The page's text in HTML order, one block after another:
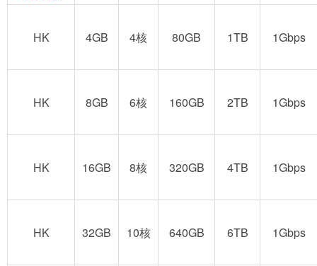
HK 4GB 4核 80GB 1TB 1Gbps
HK 8GB 6核 160GB 2TB 1Gbps
HK 16GB 8核 320GB 4TB 1Gbps
HK 32GB 10核 640GB 6TB 1Gbps